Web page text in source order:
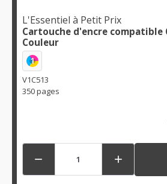
L'Essentiel à Petit Prix
Cartouche d'encre compatible
Couleur
1
V1C513
350 pages
 